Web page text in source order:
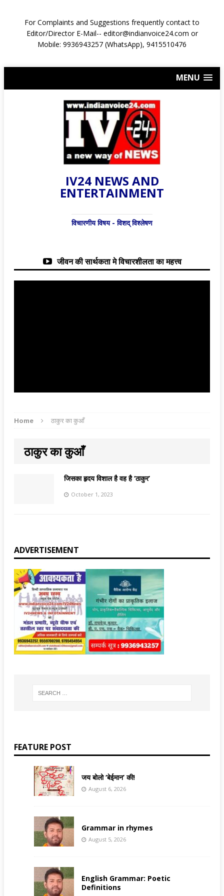
For Complaints and Suggestions frequently contact to
Editor/Director E-Mail-- editor@indianvoice24.com or
Mobile: 9936943257 (WhatsApp), 9415510476
MENU
IV24 NEWS AND
ENTERTAINMENT
विचारणीय विषय - विशद् विश्लेषण
जीवन की सार्थकता मे विचारशीलता का महत्त्व
Home ठाकुर का कुआँ
ठाकुर का कुआँ
जिसका हृदय विशाल है वह है ‘ठाकुर’
October 1, 2023
ADVERTISEMENT
FEATURE POST
जय बोलो ‘बेईमान’ की!
August 6, 2026
Grammar in rhymes
August 5, 2026
English Grammar: Poetic
Definitions